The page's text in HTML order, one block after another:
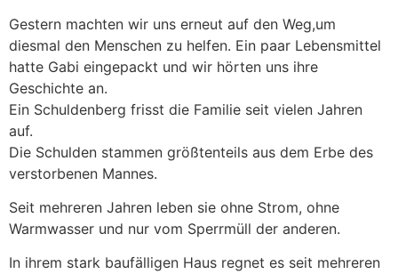
Gestern machten wir uns erneut auf den Weg,um
diesmal den Menschen zu helfen. Ein paar Lebensmittel
hatte Gabi eingepackt und wir hörten uns ihre
Geschichte an.
Ein Schuldenberg frisst die Familie seit vielen Jahren
auf.
Die Schulden stammen größtenteils aus dem Erbe des
verstorbenen Mannes.
Seit mehreren Jahren leben sie ohne Strom, ohne
Warmwasser und nur vom Sperrmüll der anderen.
In ihrem stark baufälligen Haus regnet es seit mehreren